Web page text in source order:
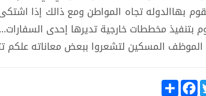
بهاالدوله تجاه المواطن ومع ذالك إذا
بتنفيذ مخططات خارجية تديرها إحدى
المسكين لتشعروا ببعض معاناته علكم
S F